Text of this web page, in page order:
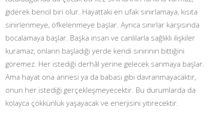
giderek bencil biri olur. Hayattaki en ufak sınırlamaya, kısıta
sinirlenmeye, öfkelenmeye başlar. Ayrıca sınırlar karşısında
bocalamaya başlar. Başka insan ve canlılarla sağlıklı ilişkiler
kuramaz, onların başladığı yerde kendi sınırının bittiğini
göremez. Her istediği derhâl yerine gelecek sanmaya başlar.
Ama hayat ona annesi ya da babası gibi davranmayacaktır,
onun her istediği gerçekleşmeyecektir. Bu durumlarda da
kolayca çökkünlük yaşayacak ve enerjisini yitirecektir.